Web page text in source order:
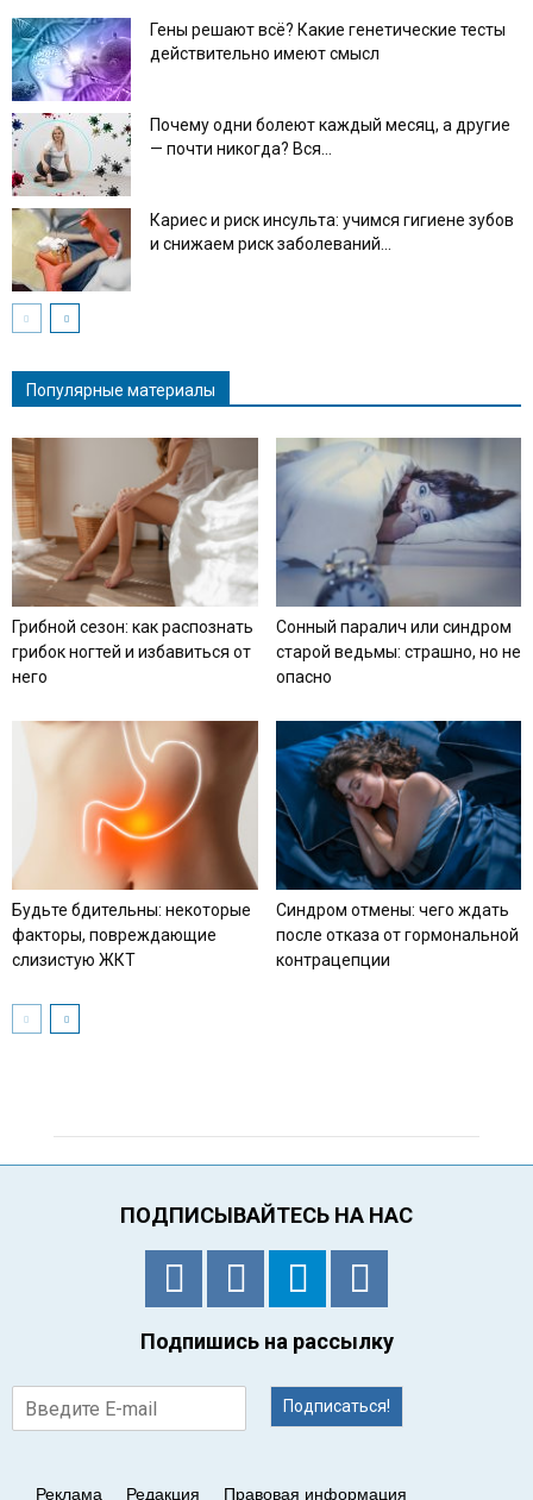
Гены решают всё? Какие генетические тесты
действительно имеют смысл
Почему одни болеют каждый месяц, а другие
— почти никогда? Вся...
Кариес и риск инсульта: учимся гигиене зубов
и снижаем риск заболеваний...
Популярные материалы
Грибной сезон: как распознать
грибок ногтей и избавиться от
него
Сонный паралич или синдром
старой ведьмы: страшно, но не
опасно
Будьте бдительны: некоторые
факторы, повреждающие
слизистую ЖКТ
Синдром отмены: чего ждать
после отказа от гормональной
контрацепции
ПОДПИСЫВАЙТЕСЬ НА НАС
Подпишись на рассылку
Подписаться!
Реклама Редакция Правовая информация